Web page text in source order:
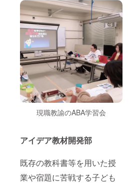
現職教諭のABA学習会
アイデア教材開発部
既存の教科書等を用いた授
業や宿題に苦戦する子ども